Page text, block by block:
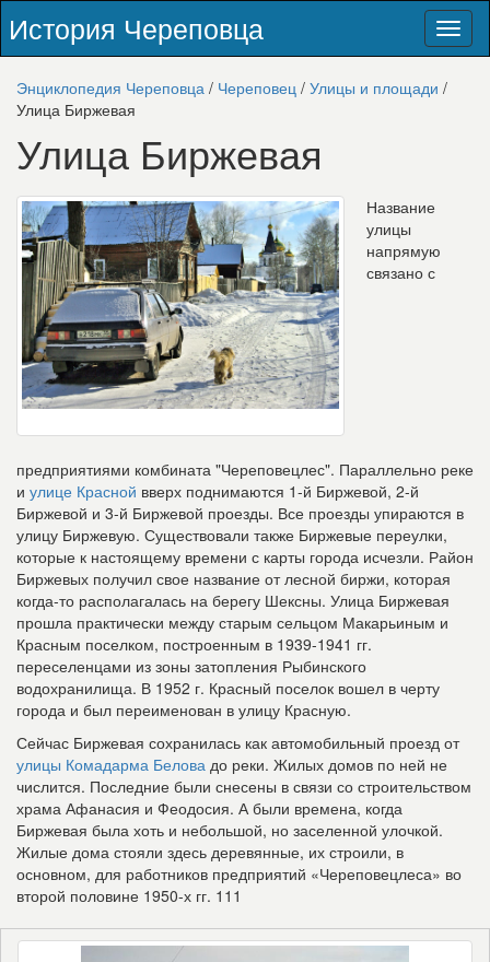
История Череповца
Энциклопедия Череповца / Череповец / Улицы и площади /
Улица Биржевая
Улица Биржевая
Название
улицы
напрямую
связано с
предприятиями комбината "Череповецлес". Параллельно реке
и улице Красной вверх поднимаются 1-й Биржевой, 2-й
Биржевой и 3-й Биржевой проезды. Все проезды упираются в
улицу Биржевую. Существовали также Биржевые переулки,
которые к настоящему времени с карты города исчезли. Район
Биржевых получил свое название от лесной биржи, которая
когда-то располагалась на берегу Шексны. Улица Биржевая
прошла практически между старым сельцом Макарьиным и
Красным поселком, построенным в 1939-1941 гг.
переселенцами из зоны затопления Рыбинского
водохранилища. В 1952 г. Красный поселок вошел в черту
города и был переименован в улицу Красную.
Сейчас Биржевая сохранилась как автомобильный проезд от
улицы Комадарма Белова до реки. Жилых домов по ней не
числится. Последние были снесены в связи со строительством
храма Афанасия и Феодосия. А были времена, когда
Биржевая была хоть и небольшой, но заселенной улочкой.
Жилые дома стояли здесь деревянные, их строили, в
основном, для работников предприятий «Череповецлеса» во
второй половине 1950-х гг. 111